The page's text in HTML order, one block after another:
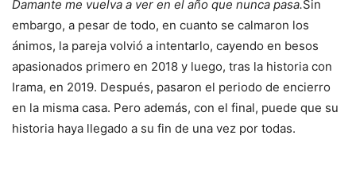
Damante me vuelva a ver en el año que nunca pasa.Sin
embargo, a pesar de todo, en cuanto se calmaron los
ánimos, la pareja volvió a intentarlo, cayendo en besos
apasionados primero en 2018 y luego, tras la historia con
Irama, en 2019. Después, pasaron el periodo de encierro
en la misma casa. Pero además, con el final, puede que su
historia haya llegado a su fin de una vez por todas.